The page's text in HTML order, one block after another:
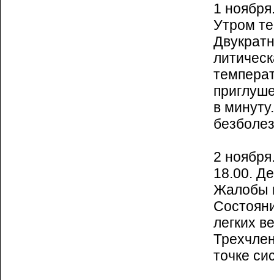
1
Утром
в
2
18.00.
Жалобы
легких
точке